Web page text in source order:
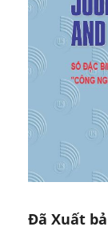
water
[9]
one and
tanks",
[10]
Journal
Đã Xuất